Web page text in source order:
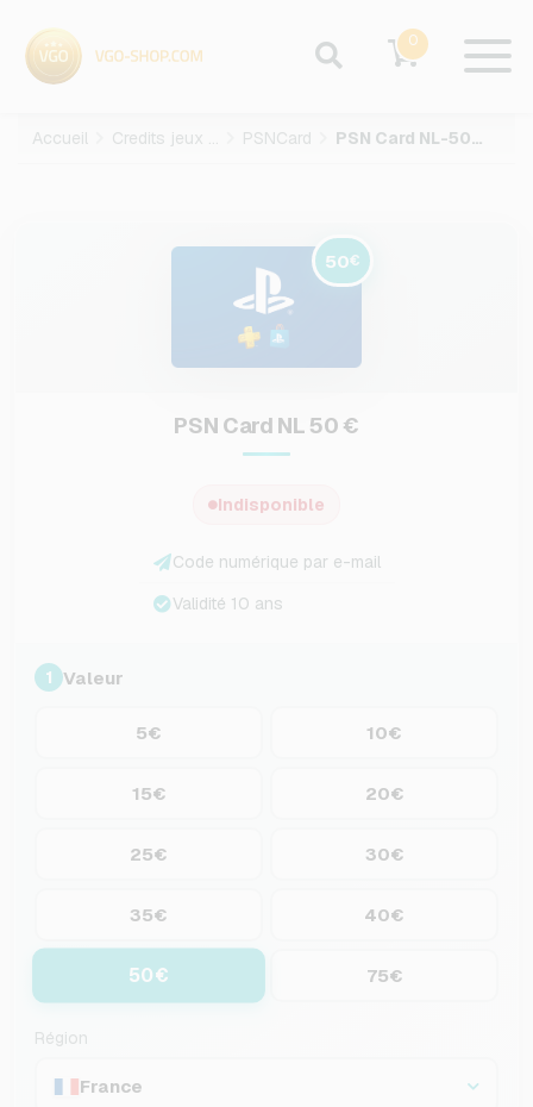
0
Accueil Credits jeux video PSNCard PSN Card NL-50-EUR
50€
PSN Card NL 50 €
Indisponible
Code numérique par e-mail
Validité 10 ans
1 Valeur
5€ 10€
15€ 20€
25€ 30€
35€ 40€
50€ 75€
Région
France